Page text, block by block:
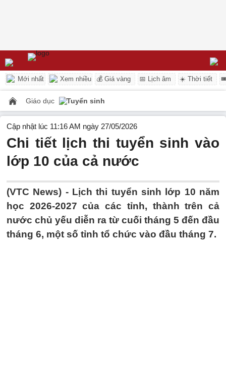
Mới nhất Xem nhiều 💰 Giá vàng 📅 Lịch âm ☀️ Thời tiết
Giáo dục Tuyển sinh
Cập nhật lúc 11:16 AM ngày 27/05/2026
Chi tiết lịch thi tuyển sinh vào
lớp 10 của cả nước
(VTC News) - Lịch thi tuyển sinh lớp 10 năm
học 2026-2027 của các tỉnh, thành trên cả
nước chủ yếu diễn ra từ cuối tháng 5 đến đầu
tháng 6, một số tỉnh tổ chức vào đầu tháng 7.